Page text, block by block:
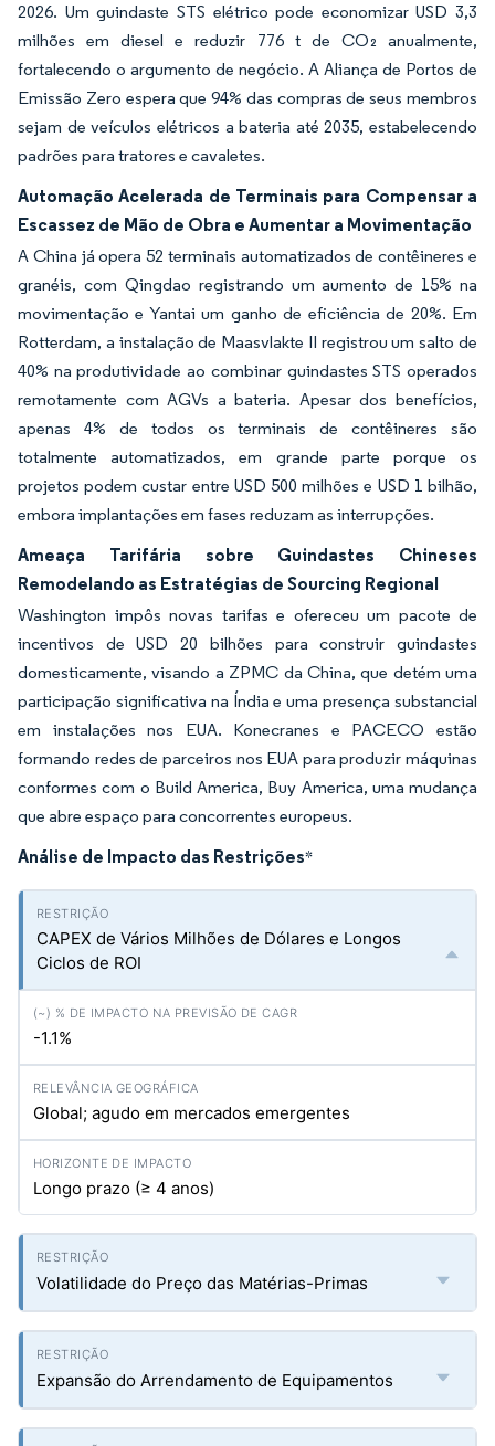
2026. Um guindaste STS elétrico pode economizar USD 3,3
milhões em diesel e reduzir 776 t de CO₂ anualmente,
fortalecendo o argumento de negócio. A Aliança de Portos de
Emissão Zero espera que 94% das compras de seus membros
sejam de veículos elétricos a bateria até 2035, estabelecendo
padrões para tratores e cavaletes.
Automação Acelerada de Terminais para Compensar a
Escassez de Mão de Obra e Aumentar a Movimentação
A China já opera 52 terminais automatizados de contêineres e
granéis, com Qingdao registrando um aumento de 15% na
movimentação e Yantai um ganho de eficiência de 20%. Em
Rotterdam, a instalação de Maasvlakte II registrou um salto de
40% na produtividade ao combinar guindastes STS operados
remotamente com AGVs a bateria. Apesar dos benefícios,
apenas 4% de todos os terminais de contêineres são
totalmente automatizados, em grande parte porque os
projetos podem custar entre USD 500 milhões e USD 1 bilhão,
embora implantações em fases reduzam as interrupções.
Ameaça Tarifária sobre Guindastes Chineses
Remodelando as Estratégias de Sourcing Regional
Washington impôs novas tarifas e ofereceu um pacote de
incentivos de USD 20 bilhões para construir guindastes
domesticamente, visando a ZPMC da China, que detém uma
participação significativa na Índia e uma presença substancial
em instalações nos EUA. Konecranes e PACECO estão
formando redes de parceiros nos EUA para produzir máquinas
conformes com o Build America, Buy America, uma mudança
que abre espaço para concorrentes europeus.
Análise de Impacto das Restrições*
CAPEX de Vários Milhões de Dólares e Longos
Ciclos de ROI
-1.1%
Global; agudo em mercados emergentes
Longo prazo (≥ 4 anos)
Volatilidade do Preço das Matérias-Primas
Expansão do Arrendamento de Equipamentos